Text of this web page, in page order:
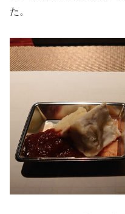
た。